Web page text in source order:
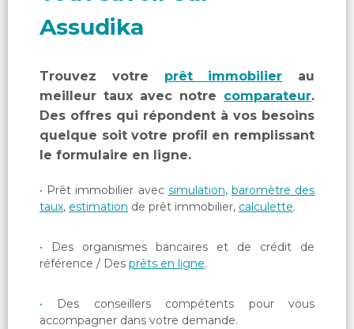
Assudika
Trouvez votre prêt immobilier au
meilleur taux avec notre comparateur.
Des offres qui répondent à vos besoins
quelque soit votre profil en remplissant
le formulaire en ligne.
Prêt immobilier avec simulation, baromètre des
taux, estimation de prêt immobilier, calculette.
Des organismes bancaires et de crédit de
référence / Des prêts en ligne.
Des conseillers compétents pour vous
accompagner dans votre demande.